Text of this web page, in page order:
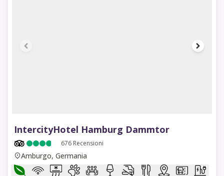
IntercityHotel Hamburg Dammtor
676 Recensioni
Amburgo, Germania